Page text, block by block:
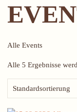
Alle Events
Alle 5 Ergebnisse